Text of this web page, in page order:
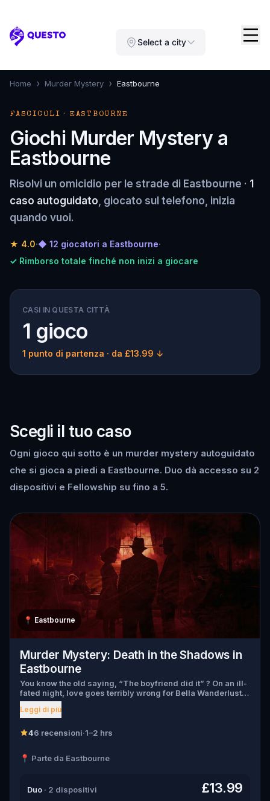
Questo Select a city
Home › Murder Mystery › Eastbourne
FASCICOLI · EASTBOURNE
Giochi Murder Mystery a
Eastbourne
Risolvi un omicidio per le strade di Eastbourne · 1
caso autoguidato, giocato sul telefono, inizia
quando vuoi.
★ 4.0·◆ 12 giocatori a Eastbourne·
✓ Rimborso totale finché non inizi a giocare
CASI IN QUESTA CITTÀ
1 gioco
1 punto di partenza · da £13.99 ↓
Scegli il tuo caso
Ogni gioco qui sotto è un murder mystery autoguidato
che si gioca a piedi a Eastbourne. Duo dà accesso su 2
dispositivi e Fellowship su fino a 5.
📍 Eastbourne
Murder Mystery: Death in the Shadows in
Eastbourne
You know the old saying, “The boyfriend did it” ? On an ill-
fated night, love goes terribly wrong for Bella Wanderlust
and Walter Bridges . Bella, a famous travel blogger, was
found dead during a ghost tour led by the theatrical Percy
Walter, the obsessed boyfriend? Percy, the ghost tour
suspects, and expose the real murderer before they strike
Leggi di più
46 recensioni·1–2 hrs
📍 Parte da Eastbourne
Duo · 2 dispositivi £13.99